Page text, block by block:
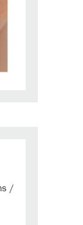
/